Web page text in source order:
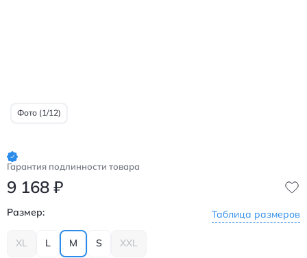
Фото (1/12)
Гарантия подлинности товара
9 168 ₽
Размер: Таблица размеров
XL L M S XXL